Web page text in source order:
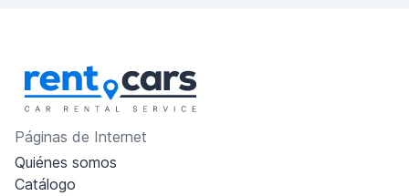
Páginas de Internet
Quiénes somos
Catálogo